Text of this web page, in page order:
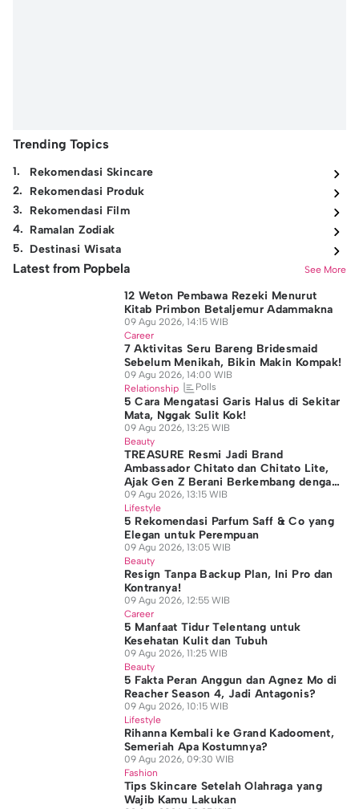
Trending Topics
1.
Rekomendasi Skincare
2.
Rekomendasi Produk
3.
Rekomendasi Film
4. Ramalan Zodiak
5. Destinasi Wisata
Latest from Popbela See More
12 Weton Pembawa Rezeki Menurut
Kitab Primbon Betaljemur Adammakna
09 Agu 2026, 14:15 WIB
Career
7 Aktivitas Seru Bareng Bridesmaid
Sebelum Menikah, Bikin Makin Kompak!
09 Agu 2026, 14:00 WIB
Relationship
Polls
5 Cara Mengatasi Garis Halus di Sekitar
Mata, Nggak Sulit Kok!
09 Agu 2026, 13:25 WIB
Beauty
TREASURE Resmi Jadi Brand
Ambassador Chitato dan Chitato Lite,
Ajak Gen Z Berani Berkembang dengan
Caranya Sendiri
09 Agu 2026, 13:15 WIB
Lifestyle
5 Rekomendasi Parfum Saff & Co yang
Elegan untuk Perempuan
09 Agu 2026, 13:05 WIB
Beauty
Resign Tanpa Backup Plan, Ini Pro dan
Kontranya!
09 Agu 2026, 12:55 WIB
Career
5 Manfaat Tidur Telentang untuk
Kesehatan Kulit dan Tubuh
09 Agu 2026, 11:25 WIB
Beauty
5 Fakta Peran Anggun dan Agnez Mo di
Reacher Season 4, Jadi Antagonis?
09 Agu 2026, 10:15 WIB
Lifestyle
Rihanna Kembali ke Grand Kadooment,
Semeriah Apa Kostumnya?
09 Agu 2026, 09:30 WIB
Fashion
Tips Skincare Setelah Olahraga yang
Wajib Kamu Lakukan